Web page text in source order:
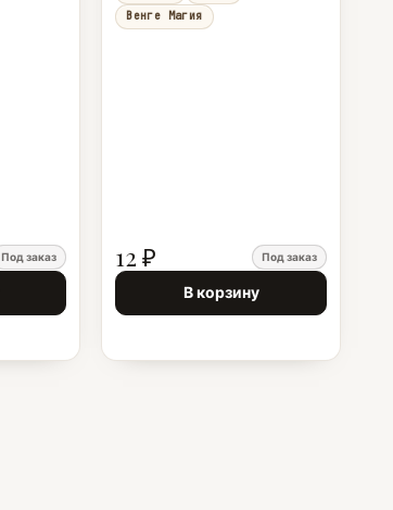
Под заказ
Венге Магия
12 ₽ Под заказ
В корзину